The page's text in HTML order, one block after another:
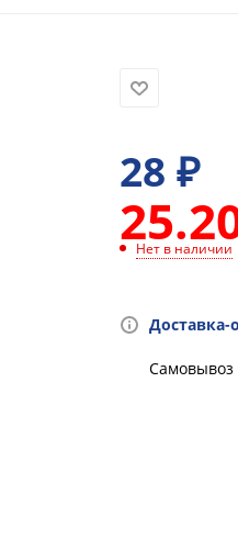
28 ₽
Нет в наличии
Доставка-
Самовывоз